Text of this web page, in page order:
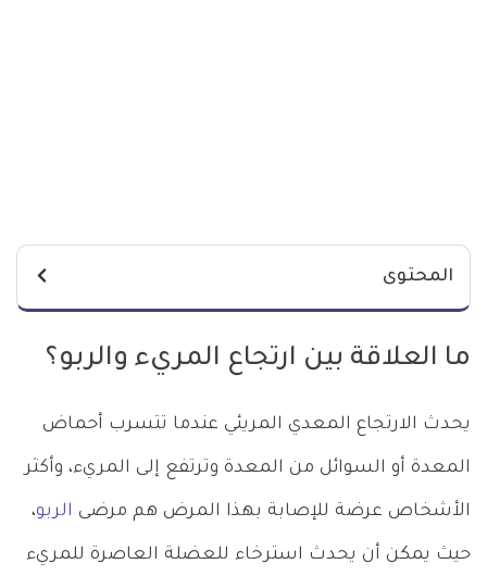
المحتوى
ما العلاقة بين ارتجاع المريء والربو؟
يحدث الارتجاع المعدي المريئي عندما تتسرب أحماض
المعدة أو السوائل من المعدة وترتفع إلى المريء، وأكثر
الأشخاص عرضة للإصابة بهذا المرض هم مرضى الربو،
حيث يمكن أن يحدث استرخاء للعضلة العاصرة للمريء